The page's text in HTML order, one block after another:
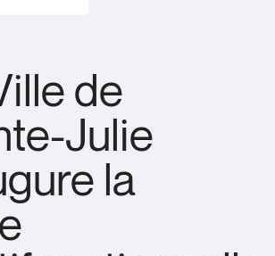
de
Julie
la